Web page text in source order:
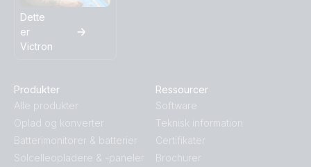
Dette
er
Victron
Produkter
Alle produkter
Oplad og konverter
Batterimonitorer & batterier
Solcelleopladere & -paneler
Ressourcer
Software
Teknisk information
Certifikater
Brochurer